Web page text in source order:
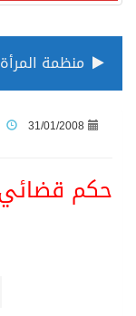
31/01/2008
حكم قضائي